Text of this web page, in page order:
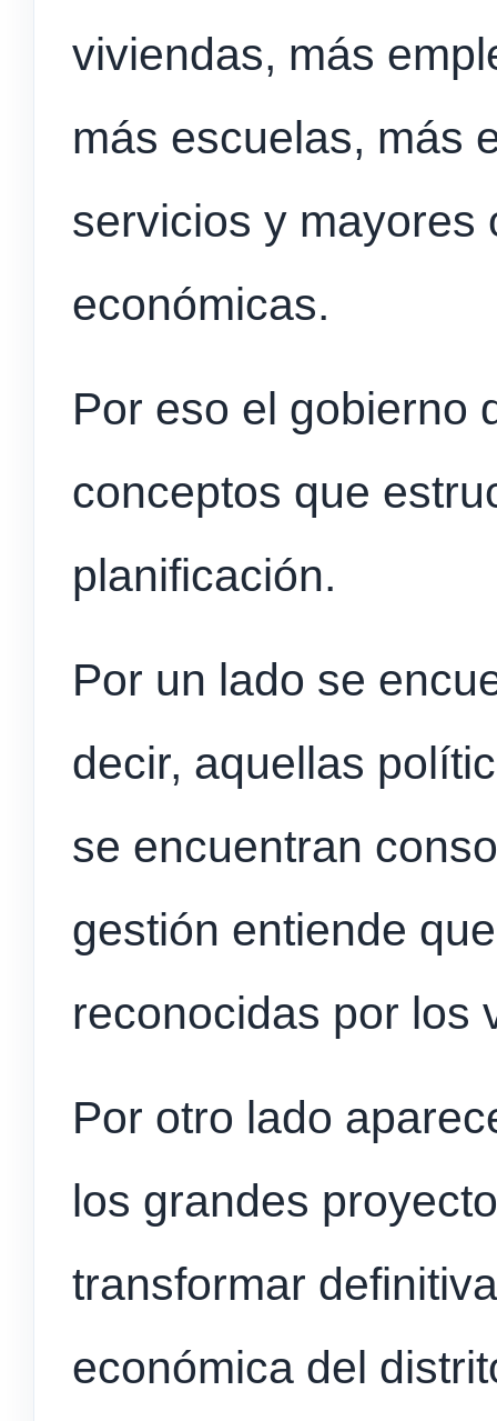
viviendas, más
más escuelas, más
servicios y mayores
económicas.
Por eso el gobierno
conceptos que
planificación.
Por un lado se
decir, aquellas
se encuentran
gestión entiende
reconocidas por los
Por otro lado
los grandes
transformar
económica del